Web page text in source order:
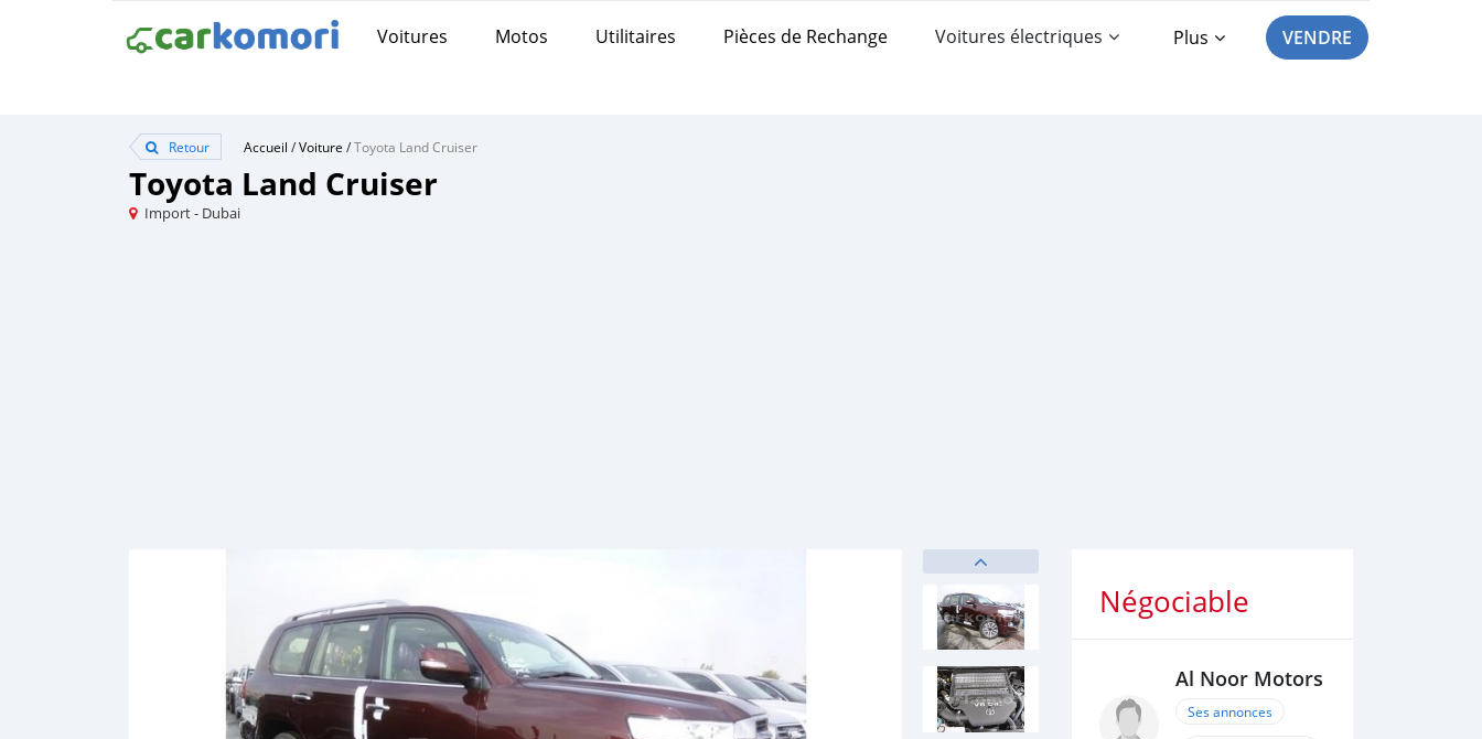
Voitures Motos Utilitaires Pièces de Rechange Voitures électriques Plus VENDRE
Retour Accueil /Voiture /Toyota Land Cruiser
Toyota Land Cruiser
Import - Dubai
Négociable
Al Noor Motors
Ses annonces